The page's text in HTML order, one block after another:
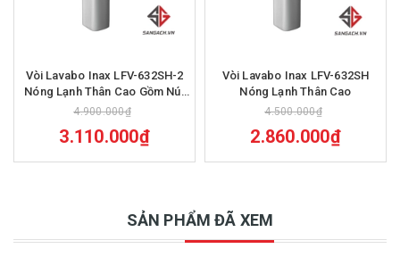
Vòi Lavabo Inax LFV-632SH-2
Nóng Lạnh Thân Cao Gồm Nút
Chặn Nước
4.900.000₫
3.110.000₫
Vòi Lavabo Inax LFV-632SH
Nóng Lạnh Thân Cao
4.500.000₫
2.860.000₫
SẢN PHẨM ĐÃ XEM